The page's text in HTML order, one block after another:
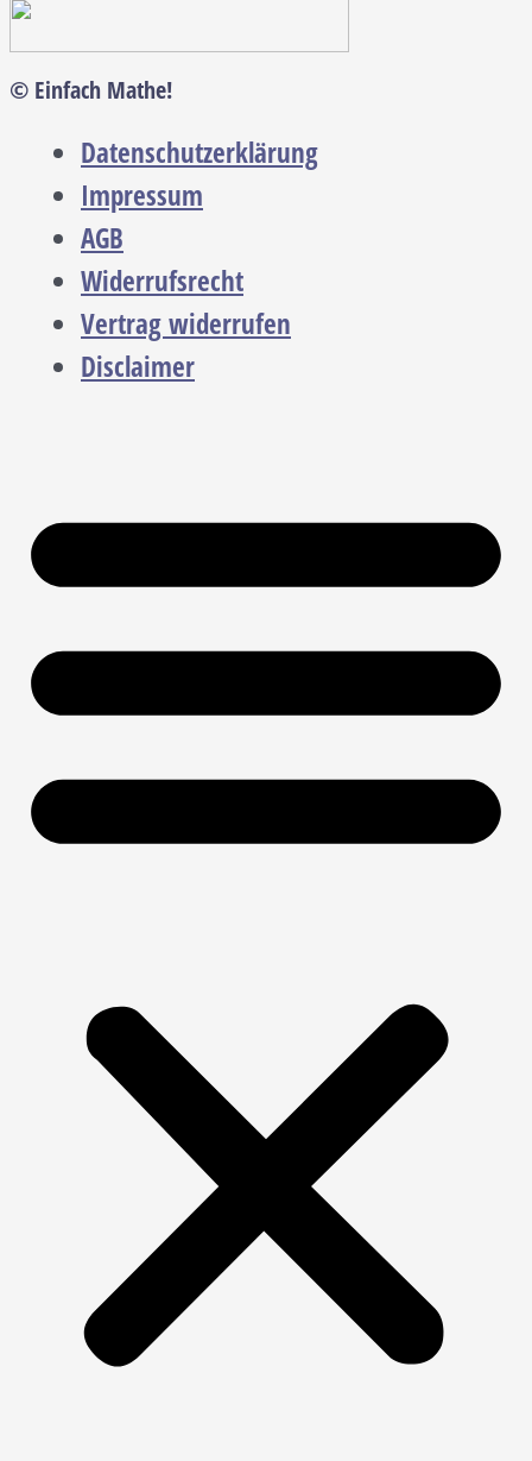
© Einfach Mathe!
Datenschutzerklärung
Impressum
AGB
Widerrufsrecht
Vertrag widerrufen
Disclaimer